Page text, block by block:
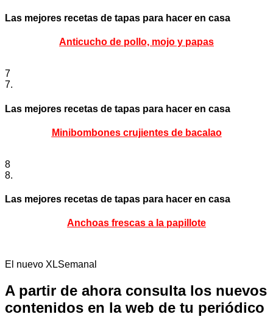
Las mejores recetas de tapas para hacer en casa
Anticucho de pollo, mojo y papas
7
7.
Las mejores recetas de tapas para hacer en casa
Minibombones crujientes de bacalao
8
8.
Las mejores recetas de tapas para hacer en casa
Anchoas frescas a la papillote
El nuevo XLSemanal
A partir de ahora consulta los nuevos
contenidos en la web de tu periódico